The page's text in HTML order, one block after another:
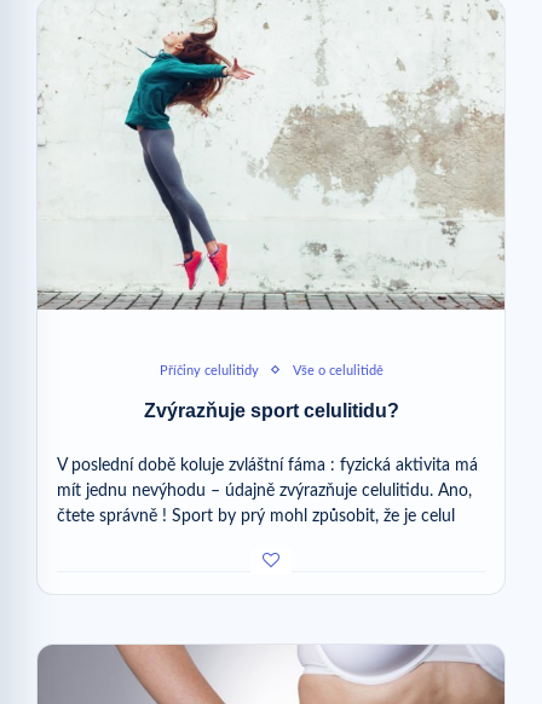
Příčiny celulitidy Vše o celulitidě
Zvýrazňuje sport celulitidu?
V poslední době koluje zvláštní fáma : fyzická aktivita má
mít jednu nevýhodu – údajně zvýrazňuje celulitidu. Ano,
čtete správně ! Sport by prý mohl způsobit, že je celul